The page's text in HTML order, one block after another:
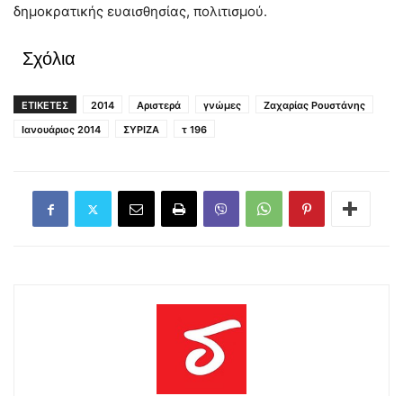
δημοκρατικής ευαισθησίας, πολιτισμού.
Σχόλια
ΕΤΙΚΕΤΕΣ 2014 Αριστερά γνώμες
Ζαχαρίας Ρουστάνης
Ιανουάριος 2014
ΣΥΡΙΖΑ τ 196